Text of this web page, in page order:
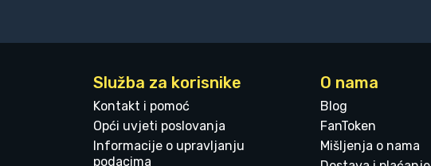
Služba za korisnike
Kontakt i pomoć
Opći uvjeti poslovanja
Informacije o upravljanju
podacima
O nama
Blog
FanToken
Mišljenja o nama